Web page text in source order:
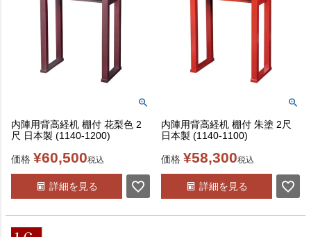
内陣用背高経机 棚付 花梨色 2
尺 日本製 (1140-1200)
価格 ¥60,500税込
詳細を見る
内陣用背高経机 棚付 朱塗 2尺
日本製 (1140-1100)
価格 ¥58,300税込
詳細を見る